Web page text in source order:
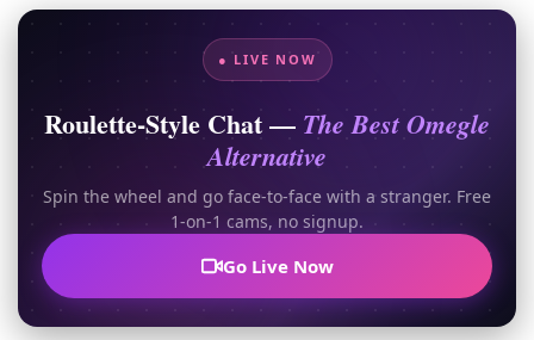
● LIVE NOW
Roulette-Style Chat — The Best Omegle
Alternative
Spin the wheel and go face-to-face with a stranger. Free
1-on-1 cams, no signup.
Go Live Now